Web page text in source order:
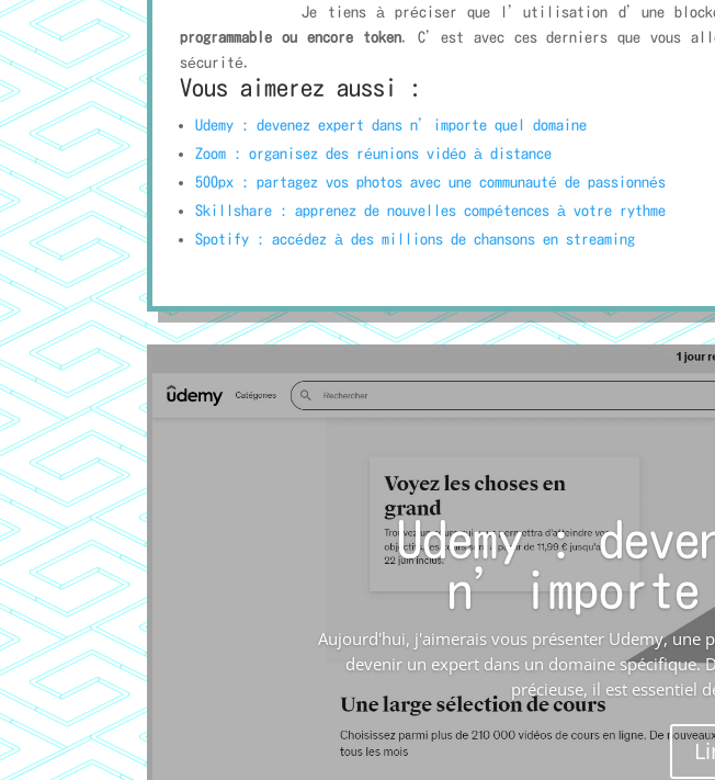
Je tiens à préciser que l’utilisation d’une blockchain
programmable ou encore token. C’est avec ces derniers que vous
sécurité.
Vous aimerez aussi :
Udemy : devenez expert dans n’importe quel domaine
Zoom : organisez des réunions vidéo à distance
500px : partagez vos photos avec une communauté de passionnés
Skillshare : apprenez de nouvelles compétences à votre rythme
Spotify : accédez à des millions de chansons en streaming
Udemy :
n’importe
Aujourd'hui, j'aimerais vous présenter Udemy, une
devenir un expert dans un domaine spécifique.
précieuse, il est essentiel